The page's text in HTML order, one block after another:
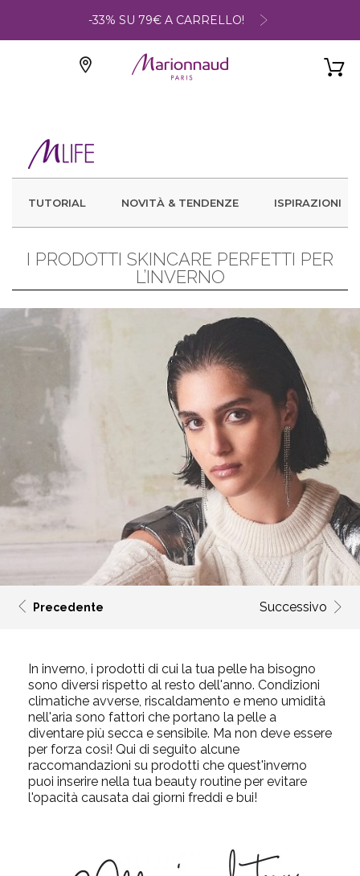
-33% SU 79€ A CARRELLO!
TUTORIAL NOVITÀ & TENDENZE ISPIRAZIONI
I PRODOTTI SKINCARE PERFETTI PER
L’INVERNO
Precedente Successivo
In inverno, i prodotti di cui la tua pelle ha bisogno
sono diversi rispetto al resto dell'anno. Condizioni
climatiche avverse, riscaldamento e meno umidità
nell'aria sono fattori che portano la pelle a
diventare più secca e sensibile. Ma non deve essere
per forza così! Qui di seguito alcune
raccomandazioni su prodotti che quest'inverno
puoi inserire nella tua beauty routine per evitare
l'opacità causata dai giorni freddi e bui!